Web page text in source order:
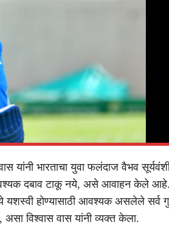
यांनी भारताचा युवा फलंदाज वैभव
दबाव टाकू नये, असे आवाहन केले
यशस्वी होण्यासाठी आवश्यक असलेले सर्व
असा विश्वास वास यांनी व्यक्त केला.